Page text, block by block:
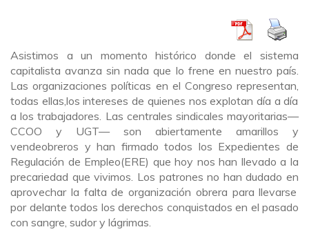
Asistimos a un momento histórico donde el sistema
capitalista avanza sin nada que lo frene en nuestro país.
Las organizaciones políticas en el Congreso representan,
todas ellas,losintereses de quienes nos explotan día a día
a los trabajadores. Las centrales sindicales mayoritarias—
CCOO y UGT— son abiertamente amarillos y
vendeobreros yhan firmado todos los Expedientes de
Regulación de Empleo(ERE) que hoy nos han llevado a la
precariedad que vivimos. Los patrones no han dudado en
aprovechar la falta de organización obrera para llevarse
por delante todos los derechos conquistados en el pasado
con sangre, sudor y lágrimas.